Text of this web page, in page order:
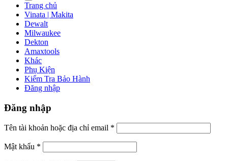
Trang chủ
Vinata | Makita
Dewalt
Milwaukee
Dekton
Amaxtools
Khác
Phụ Kiện
Kiểm Tra Bảo Hành
Đăng nhập
Đăng nhập
Tên tài khoản hoặc địa chỉ email *
Mật khẩu *